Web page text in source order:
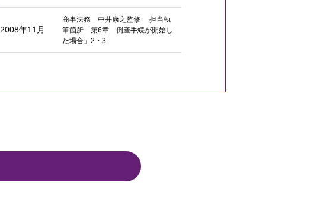
2008年11月
商事法務 中井康之監修 担当執
筆箇所「第6章 倒産手続が開始し
た場合」2・3